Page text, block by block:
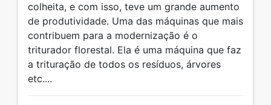
colheita, e com isso, teve um grande aumento
de produtividade. Uma das máquinas que mais
contribuem para a modernização é o
triturador florestal. Ela é uma máquina que faz
a trituração de todos os resíduos, árvores
etc....